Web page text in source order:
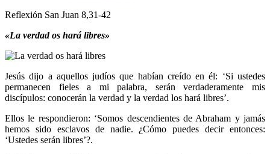
Reflexión San Juan 8,31-42
«La verdad os hará libres»
Jesús dijo a aquellos judíos que habían creído en él: ‘Si ustedes
permanecen fieles a mi palabra, serán verdaderamente mis
discípulos: conocerán la verdad y la verdad los hará libres’.
Ellos le respondieron: ‘Somos descendientes de Abraham y jamás
hemos sido esclavos de nadie. ¿Cómo puedes decir entonces:
‘Ustedes serán libres’?.